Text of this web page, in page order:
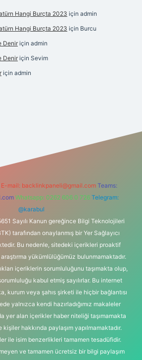
Hangi Burçta 2023 için admin
Hangi Burçta 2023 için Burcu
Denir için admin
Denir için Sevim
için admin
E-mail: backlinkpaneli@gmail.com Teams:
Whatsapp: 0262 606 0 726 Telegram:
@karabul
Sayılı Kanun gereğince Bilgi Teknolojileri
tarafından onaylanmış bir Yer Sağlayıcı
Bu nedenle, sitedeki içerikleri proaktif
yükümlülüğümüz bulunmamaktadır.
içeriklerin sorumluluğunu taşımakta olup,
kabul etmiş sayılırlar. Bu internet
kurum veya şahıs şirketi ile hiçbir bağlantısı
yalnızca kendi hazırladığımız makaleler
yer alan içerikler haber niteliği taşımamakta
hakkında paylaşım yapılmamaktadır.
ile isim benzerlikleri tamamen tesadüfidir.
ve tamamen ücretsiz bir bilgi paylaşım